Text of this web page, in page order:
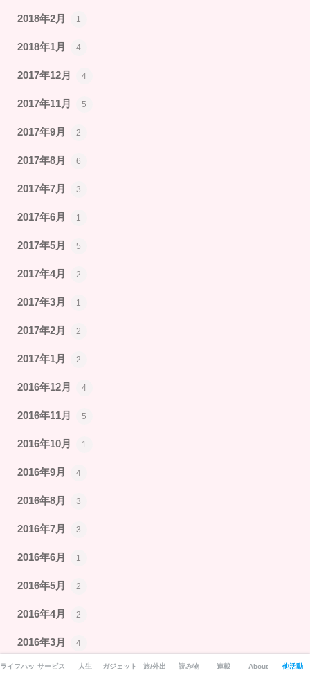
2018年2月 1
2018年1月 4
2017年12月 4
2017年11月 5
2017年9月 2
2017年8月 6
2017年7月 3
2017年6月 1
2017年5月 5
2017年4月 2
2017年3月 1
2017年2月 2
2017年1月 2
2016年12月 4
2016年11月 5
2016年10月 1
2016年9月 4
2016年8月 3
2016年7月 3
2016年6月 1
2016年5月 2
2016年4月 2
2016年3月 4
2016年2月 3
ライフハックサービス 人生 ガジェット 旅/外出 読み物 連載 About 他活動